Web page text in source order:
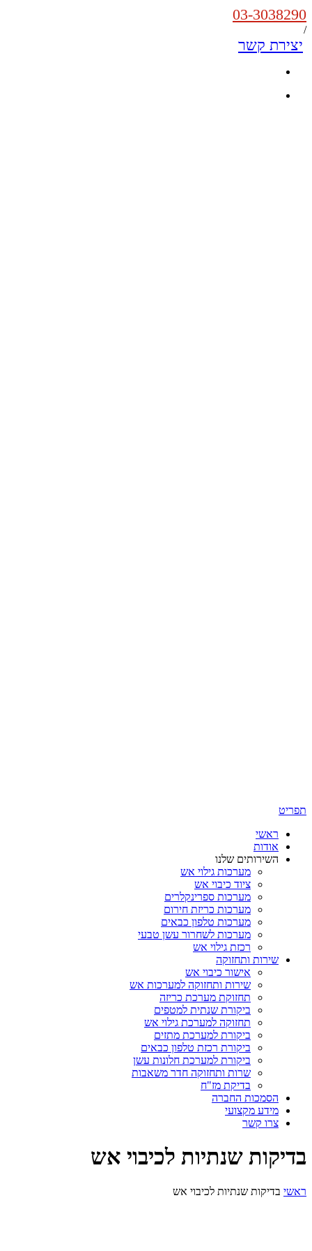
03-3038290
/
יצירת קשר
תפריט
ראשי
אודות
השירותים שלנו
מערכות גילוי אש
ציוד כיבוי אש
מערכות ספרינקלרים
מערכות כריזת חירום
מערכות טלפון כבאים
מערכות לשחרור עשן טבעי
רכזת גילוי אש
שירות ותחזוקה
אישור כיבוי אש
שירות ותחזוקה למערכות אש
תחזוקת מערכת כריזה
ביקורת שנתית למטפים
תחזוקה למערכת גילוי אש
ביקורת למערכת מתזים
ביקורת רכזת טלפון כבאים
ביקורת למערכת חלונות עשן
שרות ותחזוקה חדר משאבות
בדיקת מז"ח
הסמכות החברה
מידע מקצועי
צרו קשר
בדיקות שנתיות לכיבוי אש
ראשי בדיקות שנתיות לכיבוי אש